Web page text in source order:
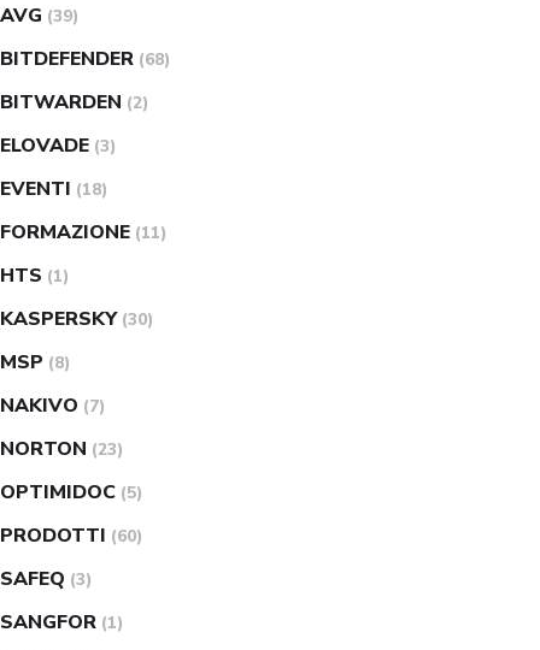
AVG (39)
BITDEFENDER (68)
BITWARDEN (2)
ELOVADE (3)
EVENTI (18)
FORMAZIONE (11)
HTS (1)
KASPERSKY (30)
MSP (8)
NAKIVO (7)
NORTON (23)
OPTIMIDOC (5)
PRODOTTI (60)
SAFEQ (3)
SANGFOR (1)